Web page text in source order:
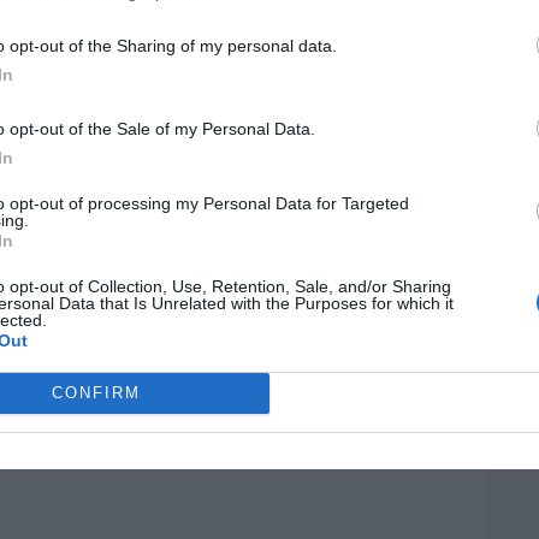
por no participar en la divulgación adicional de su información
en la Lista de participantes intermedios de la IAB.
opt-out of the Sharing of my personal data.
opt-out of the Sale of my Personal Data.
opt-out of processing my Personal Data for Targeted
opt-out of Collection, Use, Retention, Sale, and/or Sharing
Data that Is Unrelated with the Purposes for which it
CONFIRM